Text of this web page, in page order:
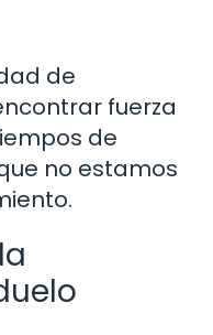
de
fuerza
de
no estamos